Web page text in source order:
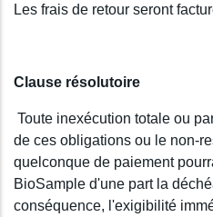
Les frais de retour seront
Clause résolutoire
Toute inexécution totale ou
de ces obligations ou le non-
quelconque de paiement
BioSample d'une part la
conséquence, l'exigibilité